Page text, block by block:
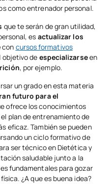
como entrenador personal.
que te serán de gran utilidad,
es actualizar los
con cursos formativos
objetivo de especializarseen
, por ejemplo.
un grado en esta materia
futuro para el
ofrece los conocimientos
plan de entrenamiento de
eficaz. También se pueden
un ciclo formativo de
ser técnico en Dietética y
saludable junto a la
fundamentales para gozar
¿A que es buena idea?